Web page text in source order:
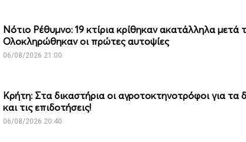
Νότιο Ρέθυμνο: 19 κτίρια κρίθηκαν ακατάλληλα μετά
Ολοκληρώθηκαν οι πρώτες αυτοψίες
06/08/2026 21:00
Κρήτη: Στα δικαστήρια οι αγροτοκτηνοτρόφοι για τα
και τις επιδοτήσεις!
06/08/2026 20:40